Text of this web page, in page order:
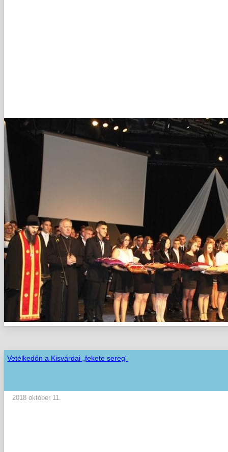
Vetélkedőn a Kisvárdai „fekete sereg”
2018 október 11.